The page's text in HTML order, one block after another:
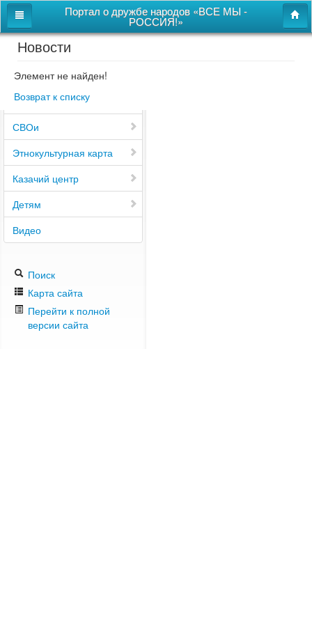
Портал о дружбе народов «ВСЕ МЫ -
РОССИЯ!»
Главная
Дом дружбы народов
Новости
СВОи
Этнокультурная карта
Казачий центр
Детям
Видео
Поиск
Карта сайта
Перейти к полной
версии сайта
Новости
Элемент не найден!
Возврат к списку